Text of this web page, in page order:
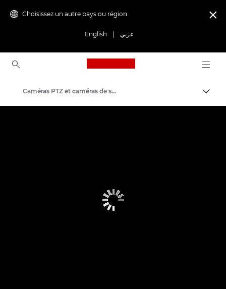
Choisissez un autre pays ou région
English عربي

Canon Logo, back to
Caméras PTZ et caméras de surveillance à distance